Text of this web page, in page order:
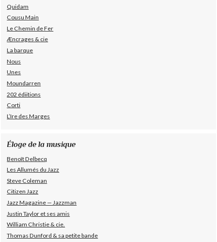
Quidam
Cousu Main
Le Chemin de Fer
Æncrages & cie
La barque
Nous
Unes
Moundarren
202 édiitions
Corti
L’Ire des Marges
Éloge de la musique
Benoît Delbecq
Les Allumés du Jazz
Steve Coleman
Citizen Jazz
Jazz Magazine — Jazzman
Justin Taylor et ses amis
William Christie & cie.
Thomas Dunford & sa petite bande